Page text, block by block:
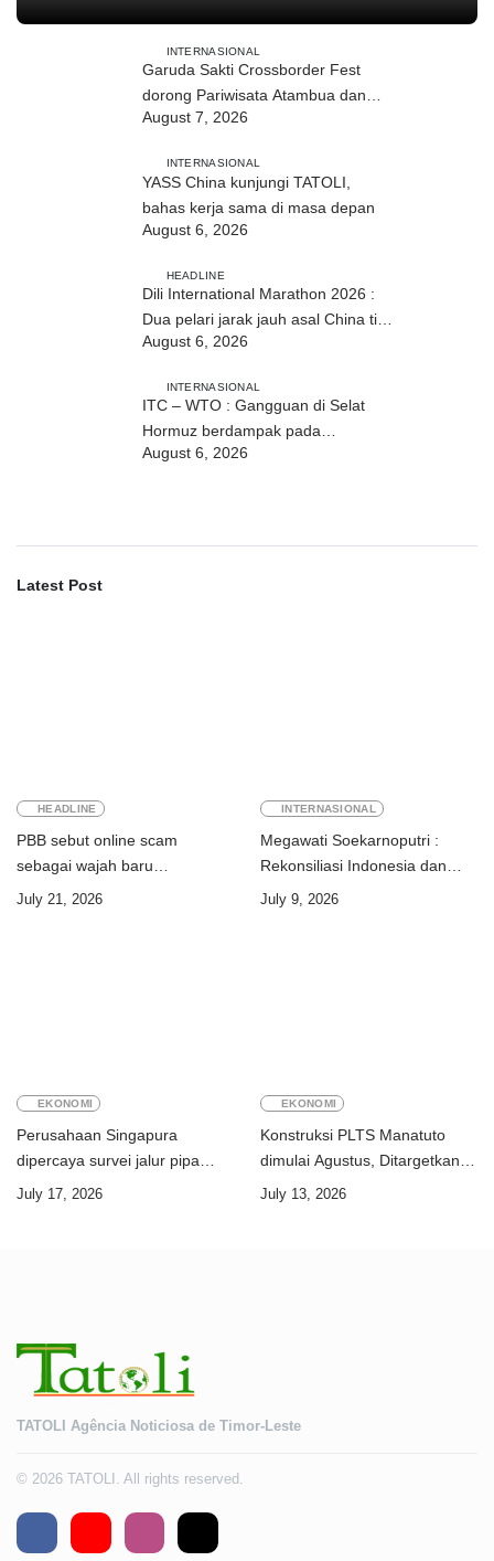
INTERNASIONAL
Garuda Sakti Crossborder Fest
dorong Pariwisata Atambua dan
August 7, 2026
INTERNASIONAL
YASS China kunjungi TATOLI,
bahas kerja sama di masa depan
August 6, 2026
HEADLINE
Dili International Marathon 2026 :
Dua pelari jarak jauh asal China tiba
di Dili
August 6, 2026
INTERNASIONAL
ITC – WTO : Gangguan di Selat
Hormuz berdampak pada
perdagangan energi, pupuk, dan
August 6, 2026
Latest Post
HEADLINE
PBB sebut online scam
sebagai wajah baru
July 21, 2026
INTERNASIONAL
Megawati Soekarnoputri :
Rekonsiliasi Indonesia dan
Timor-Leste jadi teladan dunia
July 9, 2026
EKONOMI
Perusahaan Singapura
dipercaya survei jalur pipa
ekspor Gas Greater Sunrise
July 17, 2026
EKONOMI
Konstruksi PLTS Manatuto
dimulai Agustus, Ditargetkan
July 13, 2026
TATOLI Agência Noticiosa de Timor-Leste
© 2026 TATOLI. All rights reserved.